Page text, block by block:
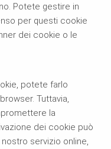
Potete gestire in
per questi cookie
dei cookie o le
potete farlo
Tuttavia,
la
dei cookie può
servizio online,